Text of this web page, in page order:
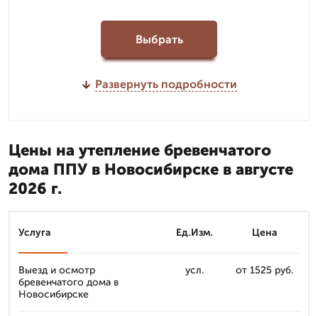
Выбрать
Развернуть подробности
Цены на утепление бревенчатого
дома ППУ в Новосибирске в августе
2026 г.
Услуга Ед.Изм. Цена
Выезд и осмотр
бревенчатого дома в
Новосибирске
усл. от 1525 руб.